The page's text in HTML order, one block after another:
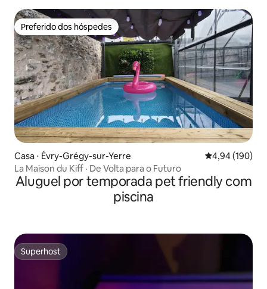
Preferido dos hóspedes
Preferido dos hóspedes
Casa ⋅ Évry-Grégy-sur-Yerre 4,94 de uma
4,94 (190)
La Maison du Kiff · De Volta para o Futuro
Aluguel por temporada pet friendly com
piscina
Superhost
Superhost